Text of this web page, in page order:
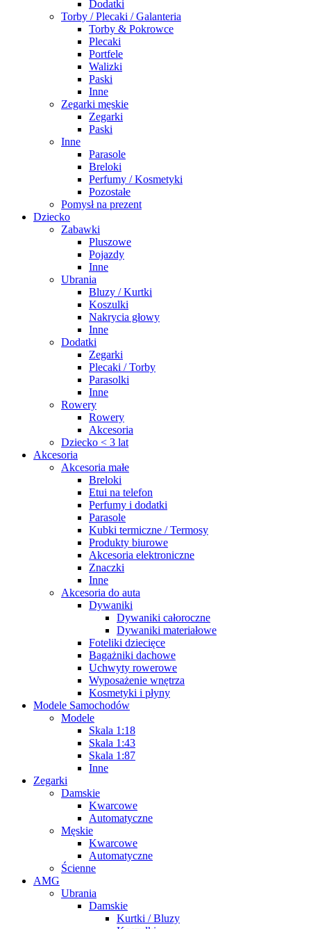
Dodatki
Torby / Plecaki / Galanteria
Torby & Pokrowce
Plecaki
Portfele
Walizki
Paski
Inne
Zegarki męskie
Zegarki
Paski
Inne
Parasole
Breloki
Perfumy / Kosmetyki
Pozostałe
Pomysł na prezent
Dziecko
Zabawki
Pluszowe
Pojazdy
Inne
Ubrania
Bluzy / Kurtki
Koszulki
Nakrycia głowy
Inne
Dodatki
Zegarki
Plecaki / Torby
Parasolki
Inne
Rowery
Rowery
Akcesoria
Dziecko < 3 lat
Akcesoria
Akcesoria małe
Breloki
Etui na telefon
Perfumy i dodatki
Parasole
Kubki termiczne / Termosy
Produkty biurowe
Akcesoria elektroniczne
Znaczki
Inne
Akcesoria do auta
Dywaniki
Dywaniki całoroczne
Dywaniki materiałowe
Foteliki dziecięce
Bagażniki dachowe
Uchwyty rowerowe
Wyposażenie wnętrza
Kosmetyki i płyny
Modele Samochodów
Modele
Skala 1:18
Skala 1:43
Skala 1:87
Inne
Zegarki
Damskie
Kwarcowe
Automatyczne
Męskie
Kwarcowe
Automatyczne
Ścienne
AMG
Ubrania
Damskie
Kurtki / Bluzy